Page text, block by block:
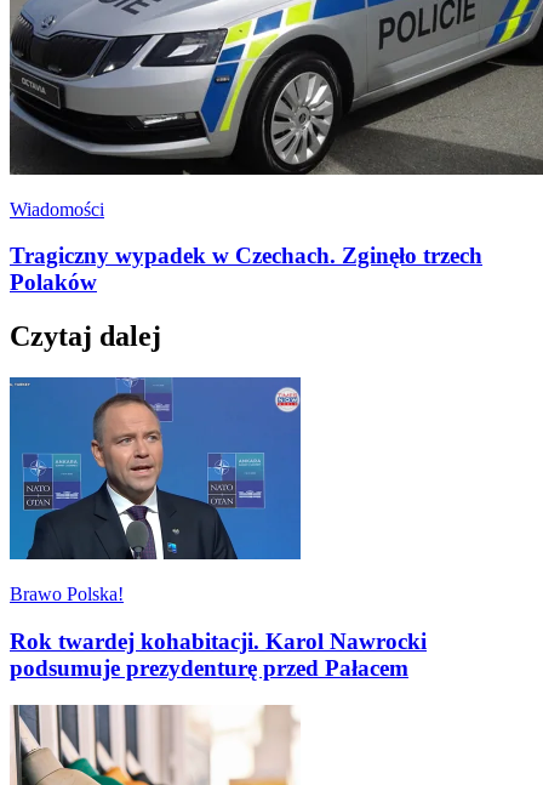
Wiadomości
Tragiczny wypadek w Czechach. Zginęło trzech
Polaków
Czytaj dalej
Brawo Polska!
Rok twardej kohabitacji. Karol Nawrocki
podsumuje prezydenturę przed Pałacem